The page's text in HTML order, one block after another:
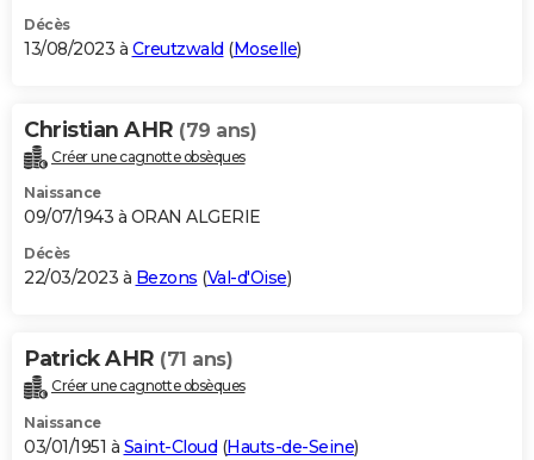
Décès
13/08/2023 à Creutzwald (Moselle)
Christian AHR (79 ans)
Créer une cagnotte obsèques
Naissance
09/07/1943 à ORAN ALGERIE
Décès
22/03/2023 à Bezons (Val-d'Oise)
Patrick AHR (71 ans)
Créer une cagnotte obsèques
Naissance
03/01/1951 à Saint-Cloud (Hauts-de-Seine)